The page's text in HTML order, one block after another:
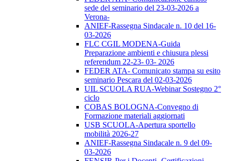
sede del seminario del 23-03-2026 a
Verona-
ANIEF-Rassegna Sindacale n. 10 del 16-
03-2026
FLC CGIL MODENA-Guida
Preparazione ambienti e chiusura plessi
referendum 22-23- 03- 2026
FEDER ATA- Comunicato stampa su esito
seminario Pescara del 02-03-2026
UIL SCUOLA RUA-Webinar Sostegno 2°
ciclo
COBAS BOLOGNA-Convegno di
Formazione materiali aggiornati
USB SCUOLA-Apertura sportello
mobilità 2026-27
ANIEF-Rassegna Sindacale n. 9 del 09-
03-2026